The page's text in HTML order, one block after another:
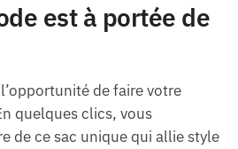
est à portée de
de faire votre
quelques clics, vous
de ce sac unique qui allie style